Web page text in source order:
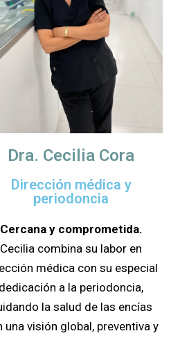
Dra. Cecilia Cora
Dirección médica y
periodoncia
Cercana y comprometida.
Cecilia combina su labor en
médica con su especial
dedicación a la periodoncia,
la salud de las encías
una visión global, preventiva y